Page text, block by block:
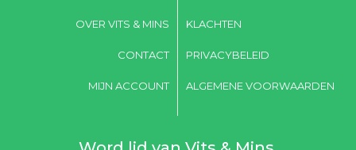
OVER VITS & MINS
CONTACT
MIJN ACCOUNT
KLACHTEN
PRIVACYBELEID
ALGEMENE VOORWAARDEN